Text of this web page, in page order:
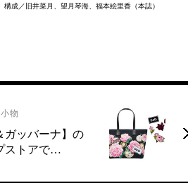
成／旧井菜月、望月琴海、福本絵里香（本誌）
小物
ガッバーナ】の
ストアで…